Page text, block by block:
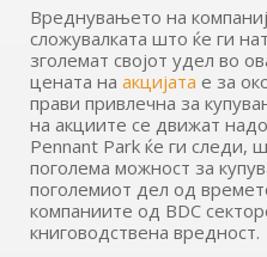
Вреднувањето на
сложувалката што ќе ги
зголемат својот удел во
цената на акцијата е за
прави привлечна за
на акциите се движат
Pennant Park ќе ги следи,
поголема можност за
поголемиот дел од
компаниите од BDC
книговодствена вредност.